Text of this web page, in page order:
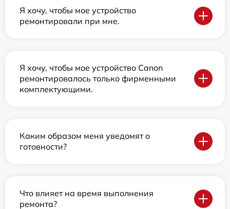
Я хочу, чтобы мое устройство
ремонтировали при мне.
Я хочу, чтобы мое устройство Canon
ремонтировалось только фирменными
комплектующими.
Каким образом меня уведомят о
готовности?
Что влияет на время выполнения
ремонта?